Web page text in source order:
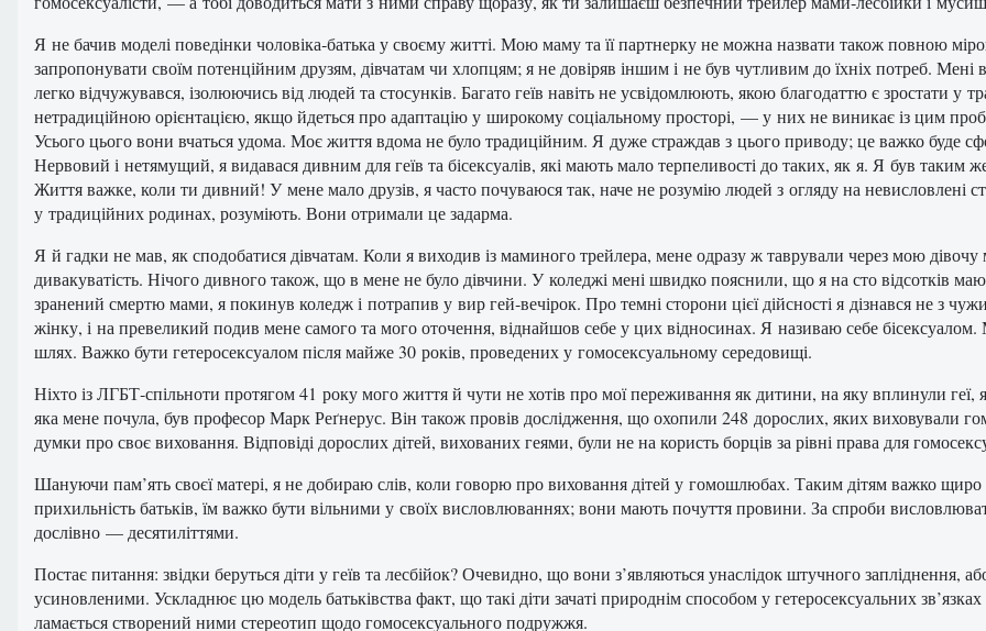
Я не бачив моделі поведінки чоловіка‑батька у своєму житті. Мою маму та її партнерку не можна назвати також повною
запропонувати своїм потенційним друзям, дівчатам чи хлопцям; я не довіряв іншим і не був чутливим до їхніх потреб. Мені
легко відчужувався, ізолюючись від людей та стосунків. Багато геїв навіть не усвідомлюють, якою благодаттю є зростати у
нетрадиційною орієнтацією, якщо йдеться про адаптацію у широкому соціальному просторі, — у них не виникає із цим
Усього цього вони вчаться удома. Моє життя вдома не було традиційним. Я дуже страждав з цього приводу; це важко буде
Нервовий і нетямущий, я видавася дивним для геїв та бісексуалів, які мають мало терпеливості до таких, як я. Я був таким
Життя важке, коли ти дивний! У мене мало друзів, я часто почуваюся так, наче не розумію людей з огляду на невисловлені
у традиційних родинах, розуміють. Вони отримали це задарма.
Я й гадки не мав, як сподобатися дівчатам. Коли я виходив із маминого трейлера, мене одразу ж таврували через мою дівочу
дивакуватість. Нічого дивного також, що в мене не було дівчини. У коледжі мені швидко пояснили, що я на сто відсотків
зранений смертю мами, я покинув коледж і потрапив у вир гей‑вечірок. Про темні сторони цієї дійсності я дізнався не з
жінку, і на превеликий подив мене самого та мого оточення, віднайшов себе у цих відносинах. Я називаю себе
шлях. Важко бути гетеросексуалом після майже 30 років, проведених у гомосексуальному середовищі.
Ніхто із ЛГБТ‑спільноти протягом 41 року мого життя й чути не хотів про мої переживання як дитини, на яку вплинули
яка мене почула, був професор Марк Реґнерус. Він також провів дослідження, що охопили 248 дорослих, яких виховували
думки про своє виховання. Відповіді дорослих дітей, вихованих геями, були не на користь борців за рівні права для
Шануючи пам’ять своєї матері, я не добираю слів, коли говорю про виховання дітей у гомошлюбах. Таким дітям важко
прихильність батьків, їм важко бути вільними у своїх висловлюваннях; вони мають почуття провини. За спроби
дослівно — десятиліттями.
Постає питання: звідки беруться діти у геїв та лесбійок? Очевидно, що вони з’являються унаслідок штучного запліднення,
усиновленими. Ускладнює цю модель батьківства факт, що такі діти зачаті природнім способом у гетеросексуальних
ламається створений ними стереотип щодо гомосексуального подружжя.